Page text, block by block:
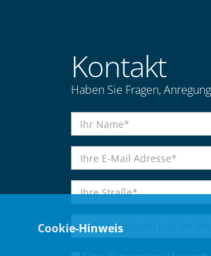
Kontakt
Haben Sie Fragen,
Cookie-Hinweis